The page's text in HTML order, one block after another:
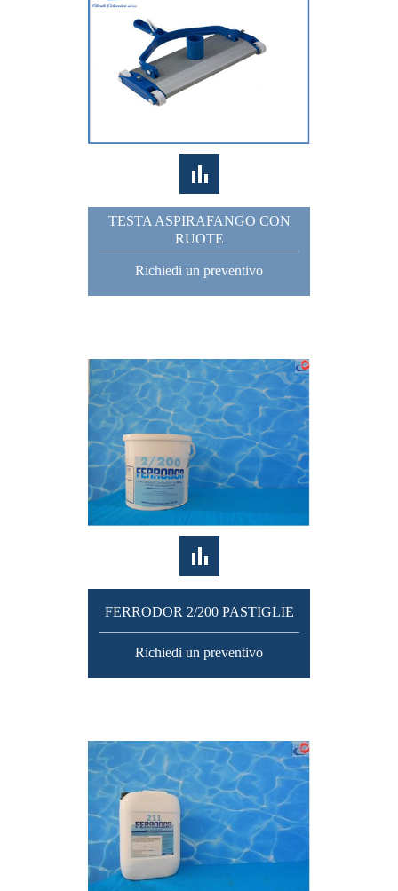
TESTA ASPIRAFANGO CON
RUOTE
Richiedi un preventivo
FERRODOR 2/200 PASTIGLIE
Richiedi un preventivo